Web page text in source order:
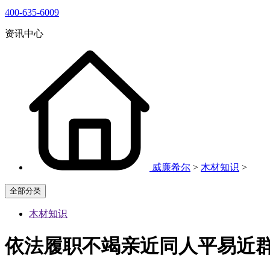
400-635-6009
资讯中心
威廉希尔 > 木材知识 >
全部分类
木材知识
依法履职不竭亲近同人平易近